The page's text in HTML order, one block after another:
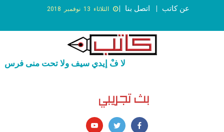
الثلاثاء 13 نوفمبر 2018 اتصل بنا عن كاتب
لا فْ إيدي سيف ولا تحت منى فرس